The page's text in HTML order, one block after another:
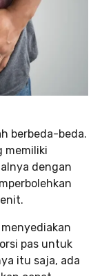
berbeda-beda.
memiliki
dengan
pas untuk
itu saja, ada